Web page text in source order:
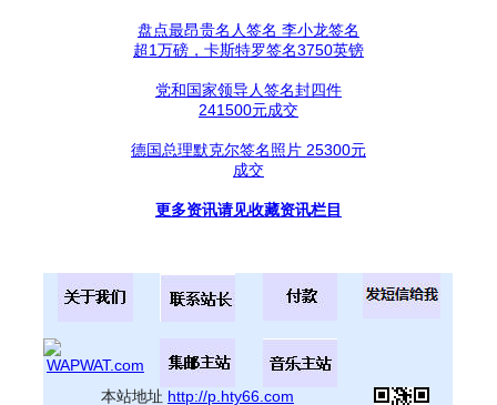
盘点最昂贵名人签名 李小龙签名
超1万磅，卡斯特罗签名3750英镑
党和国家领导人签名封四件
241500元成交
德国总理默克尔签名照片 25300元
成交
更多资讯请见收藏资讯栏目
本站地址 http://p.hty66.com